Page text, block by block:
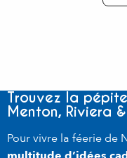
Trouvez la
Menton, Riviera
Pour vivre la féerie de